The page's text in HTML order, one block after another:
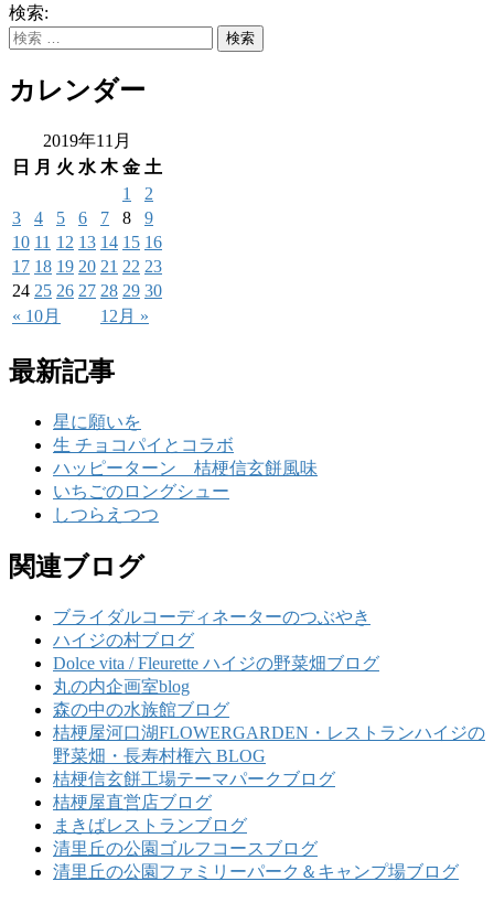
検索:
カレンダー
2019年11月
日
月 火 水 木 金 土
« 10月 12月 »
1
2
3
4 5 6 7 8
9
10 11 12 13 14 15 16
17 18 19 20 21 22 23
24 25 26 27 28 29 30
最新記事
星に願いを
生 チョコパイとコラボ
ハッピーターン 桔梗信玄餅風味
いちごのロングシュー
しつらえつつ
関連ブログ
ブライダルコーディネーターのつぶやき
ハイジの村ブログ
Dolce vita / Fleurette ハイジの野菜畑ブログ
丸の内企画室blog
森の中の水族館ブログ
桔梗屋河口湖FLOWERGARDEN・レストランハイジの
野菜畑・長寿村権六 BLOG
桔梗信玄餅工場テーマパークブログ
桔梗屋直営店ブログ
まきばレストランブログ
清里丘の公園ゴルフコースブログ
清里丘の公園ファミリーパーク＆キャンプ場ブログ